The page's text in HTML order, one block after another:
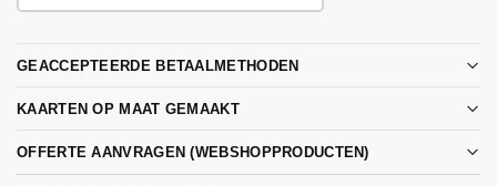
GEACCEPTEERDE BETAALMETHODEN
KAARTEN OP MAAT GEMAAKT
OFFERTE AANVRAGEN (WEBSHOPPRODUCTEN)